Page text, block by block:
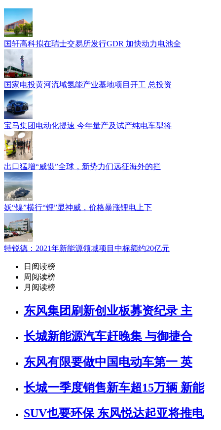
国轩高科拟在瑞士交易所发行GDR 加快动力电池全
国家电投黄河流域氢能产业基地项目开工 总投资
宝马集团电动化提速 今年量产及试产纯电车型将
出口猛增“威慑”全球，新势力们远征海外的拦
妖“镍”横行“锂”显神威，价格暴涨锂电上下
特锐德：2021年新能源领域项目中标额约20亿元
日阅读榜
周阅读榜
月阅读榜
东风集团刷新创业板募资纪录 主
长城新能源汽车赶晚集 与御捷合
东风有限要做中国电动车第一 英
长城一季度销售新车超15万辆 新能
SUV也要环保 东风悦达起亚将推电